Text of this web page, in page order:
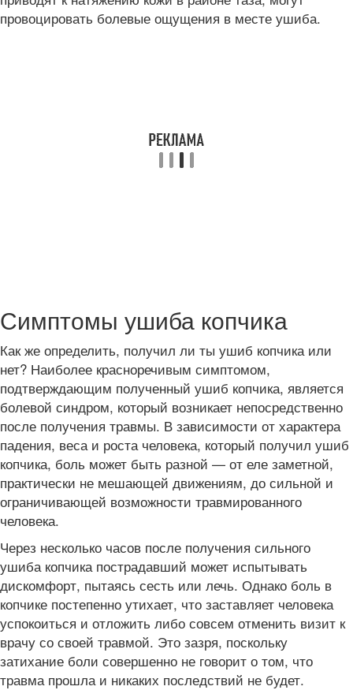
провоцировать болевые ощущения в месте ушиба.
Симптомы ушиба копчика
Как же определить, получил ли ты ушиб копчика или
нет? Наиболее красноречивым симптомом,
подтверждающим полученный ушиб копчика, является
болевой синдром, который возникает непосредственно
после получения травмы. В зависимости от характера
падения, веса и роста человека, который получил ушиб
копчика, боль может быть разной — от еле заметной,
практически не мешающей движениям, до сильной и
ограничивающей возможности травмированного
человека.
Через несколько часов после получения сильного
ушиба копчика пострадавший может испытывать
дискомфорт, пытаясь сесть или лечь. Однако боль в
копчике постепенно утихает, что заставляет человека
успокоиться и отложить либо совсем отменить визит к
врачу со своей травмой. Это зазря, поскольку
затихание боли совершенно не говорит о том, что
травма прошла и никаких последствий не будет.